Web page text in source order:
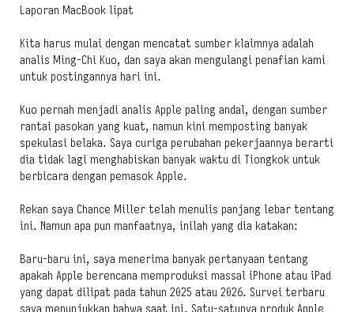
Laporan MacBook lipat
Kita harus mulai dengan mencatat sumber klaimnya adalah
analis Ming-Chi Kuo, dan saya akan mengulangi penafian kami
untuk postingannya hari ini.
Kuo pernah menjadi analis Apple paling andal, dengan sumber
rantai pasokan yang kuat, namun kini memposting banyak
spekulasi belaka. Saya curiga perubahan pekerjaannya berarti
dia tidak lagi menghabiskan banyak waktu di Tiongkok untuk
berbicara dengan pemasok Apple.
Rekan saya Chance Miller telah menulis panjang lebar tentang
ini. Namun apa pun manfaatnya, inilah yang dia katakan:
Baru-baru ini, saya menerima banyak pertanyaan tentang
apakah Apple berencana memproduksi massal iPhone atau iPad
yang dapat dilipat pada tahun 2025 atau 2026. Survei terbaru
saya menunjukkan bahwa saat ini, Satu-satunya produk Apple